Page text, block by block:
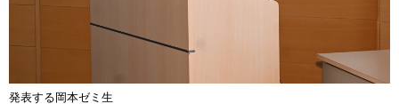
発表する岡本ゼミ生